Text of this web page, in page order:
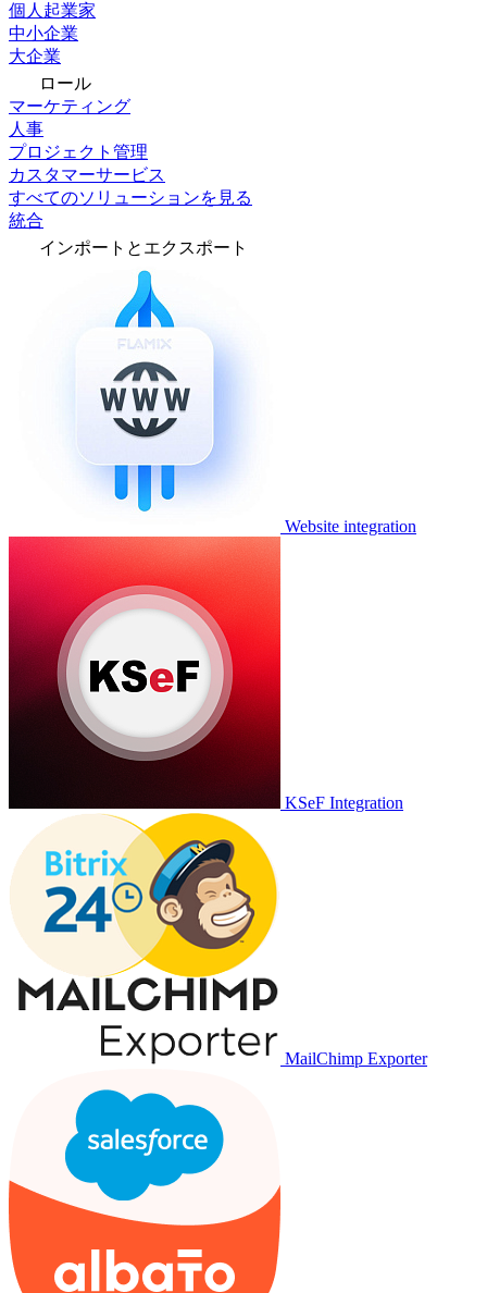
個人起業家
中小企業
大企業
ロール
マーケティング
人事
プロジェクト管理
カスタマーサービス
すべてのソリューションを見る
統合
インポートとエクスポート
Website integration
KSeF Integration
MailChimp Exporter